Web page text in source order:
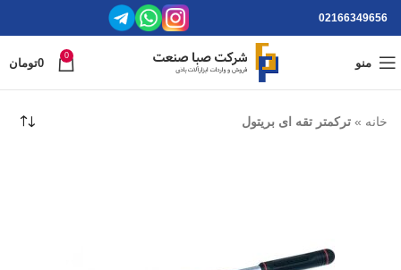
02166349656
منو
0
0تومان
خانه » ترکمتر تقه ای بریتول